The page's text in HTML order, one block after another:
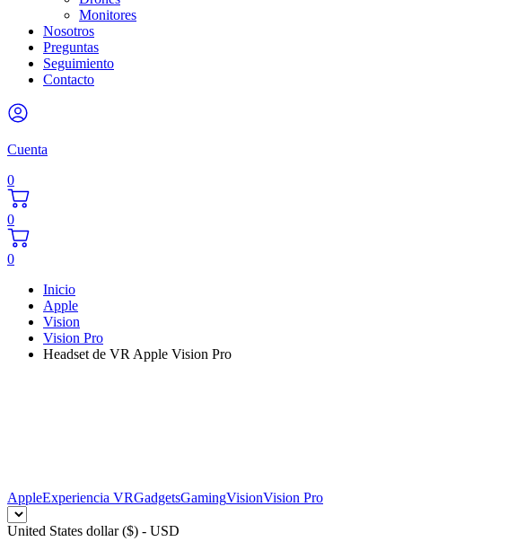
Monitores
Nosotros
Preguntas
Seguimiento
Contacto
Cuenta
0
0
0
Inicio
Apple
Vision
Vision Pro
Headset de VR Apple Vision Pro
AppleExperiencia VRGadgetsGamingVisionVision Pro
United States dollar ($) - USD